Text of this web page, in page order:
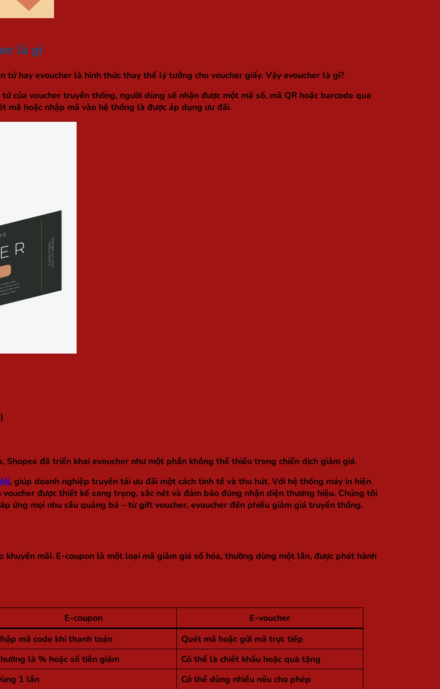
là gì
tử hay evoucher là hình thức thay thế lý tưởng cho voucher giấy. Vậy evoucher là gì?
của voucher truyền thống, người dùng sẽ nhận được một mã số, mã QR hoặc barcode qua
mã hoặc nhập mã vào hệ thống là được áp dụng ưu đãi.
Shopee đã triển khai evoucher như một phần không thể thiếu trong chiến dịch giảm giá.
, giúp doanh nghiệp truyền tải ưu đãi một cách tinh tế và thu hút. Với hệ thống máy in hiện
được thiết kế sang trọng, sắc nét và đảm bảo đúng nhận diện thương hiệu. Chúng tôi
ứng mọi nhu cầu quảng bá – từ gift voucher, evoucher đến phiếu giảm giá truyền thống.
mãi. E-coupon là một loại mã giảm giá số hóa, thường dùng một lần, được phát hành
E-coupon
E-voucher
mã code khi thanh toán
Quét mã hoặc gửi mã trực tiếp
là % hoặc số tiền giảm
Có thể là chiết khấu hoặc quà tặng
1 lần Có thể dùng nhiều nếu cho phép